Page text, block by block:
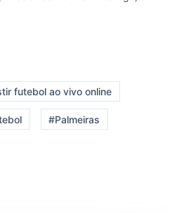
futebol ao vivo online
#Palmeiras